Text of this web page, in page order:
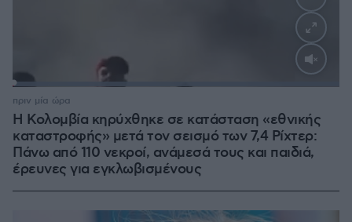
Loaded
Η Κολομβία κηρύχθηκε σε κατάσταση «εθνικής
καταστροφής» μετά τον σεισμό των 7,4 Ρίχτερ:
Πάνω από 110 νεκροί, ανάμεσά τους και παιδιά,
έρευνες για εγκλωβισμένους
πριν μία ώρα